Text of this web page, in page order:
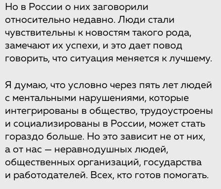
Но в России о них заговорили
относительно недавно. Люди стали
чувствительны к новостям такого рода,
замечают их успехи, и это дает повод
говорить, что ситуация меняется к лучшему.
Я думаю, что условно через пять лет людей
с ментальными нарушениями, которые
интегрированы в общество, трудоустроены
и социализированы в России, может стать
гораздо больше. Но это зависит не от них,
а от нас — неравнодушных людей,
общественных организаций, государства
и работодателей. Всех, кто готов помогать.